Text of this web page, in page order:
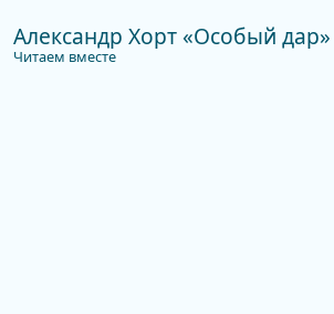
Александр Хорт «Особый дар»
Читаем вместе